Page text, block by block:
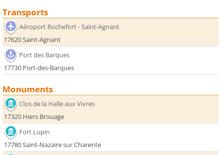
Transports
Aéroport Rochefort - Saint-Agnant
17620 Saint-Agnant
Port des Barques
17730 Port-des-Barques
Monuments
Clos de la Halle aux Vivres
17320 Hiers Brouage
Fort Lupin
17780 Saint-Nazaire sur Charente